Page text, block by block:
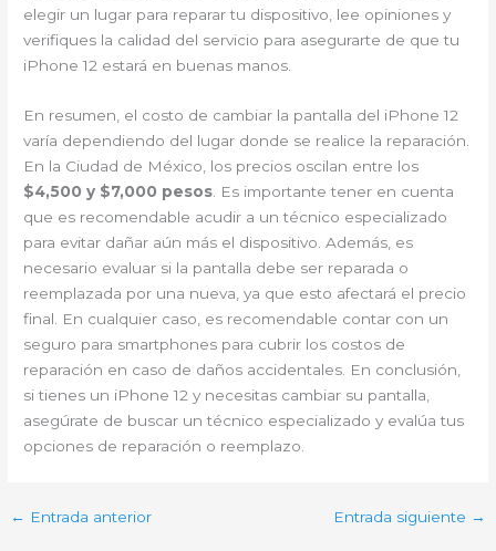
elegir un lugar para reparar tu dispositivo, lee opiniones y
verifiques la calidad del servicio para asegurarte de que tu
iPhone 12 estará en buenas manos.
En resumen, el costo de cambiar la pantalla del iPhone 12
varía dependiendo del lugar donde se realice la reparación.
En la Ciudad de México, los precios oscilan entre los
$4,500 y $7,000 pesos . Es importante tener en cuenta
que es recomendable acudir a un técnico especializado
para evitar dañar aún más el dispositivo. Además, es
necesario evaluar si la pantalla debe ser reparada o
reemplazada por una nueva, ya que esto afectará el precio
final. En cualquier caso, es recomendable contar con un
seguro para smartphones para cubrir los costos de
reparación en caso de daños accidentales. En conclusión,
si tienes un iPhone 12 y necesitas cambiar su pantalla,
asegúrate de buscar un técnico especializado y evalúa tus
opciones de reparación o reemplazo.
← Entrada anterior Entrada siguiente →